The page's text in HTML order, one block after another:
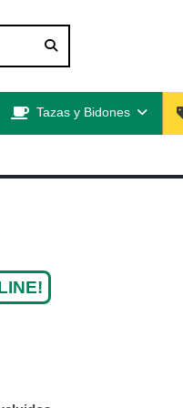
Tazas y Bidones